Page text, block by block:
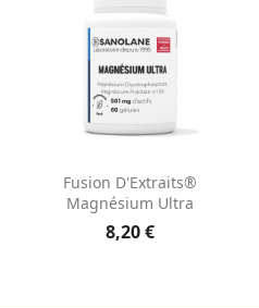
Fusion D'Extraits®
Magnésium Ultra
8,20 €